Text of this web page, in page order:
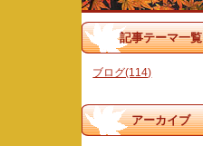
記事テーマ一覧
ブログ(114)
アーカイブ